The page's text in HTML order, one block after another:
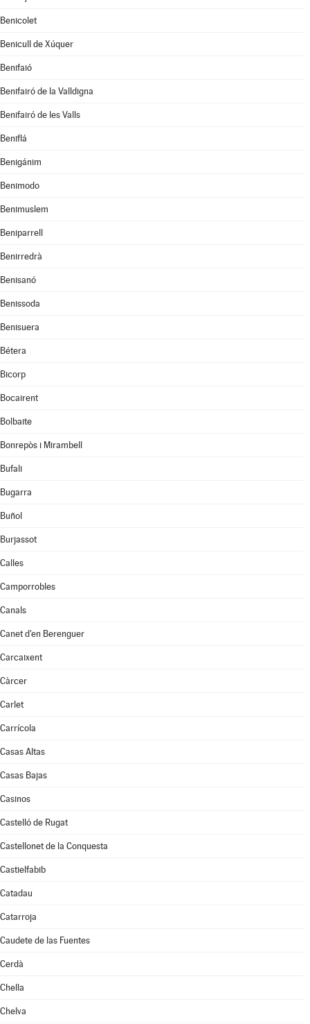
Benicolet
Benicull de Xúquer
Benifaió
Benifairó de la Valldigna
Benifairó de les Valls
Beniflá
Benigánim
Benimodo
Benimuslem
Beniparrell
Benirredrà
Benisanó
Benissoda
Benisuera
Bétera
Bicorp
Bocairent
Bolbaite
Bonrepòs i Mirambell
Bufali
Bugarra
Buñol
Burjassot
Calles
Camporrobles
Canals
Canet d'en Berenguer
Carcaixent
Càrcer
Carlet
Carrícola
Casas Altas
Casas Bajas
Casinos
Castelló de Rugat
Castellonet de la Conquesta
Castielfabib
Catadau
Catarroja
Caudete de las Fuentes
Cerdà
Chella
Chelva